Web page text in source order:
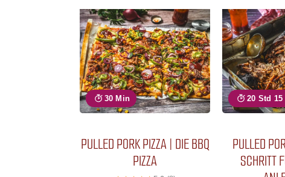
30 Min
PULLED PORK PIZZA | DIE BBQ
PIZZA
20 Std
PULLED
SCHRITT